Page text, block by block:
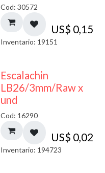
Cod: 30572
US$ 0,15
Inventario: 19151
Escalachin
LB26/3mm/Raw x
und
Cod: 16290
US$ 0,02
Inventario: 194723